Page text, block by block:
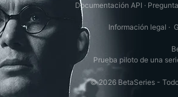
Documentación API ·
Información legal ·
Prueba piloto de una
© 2026 BetaSeries -